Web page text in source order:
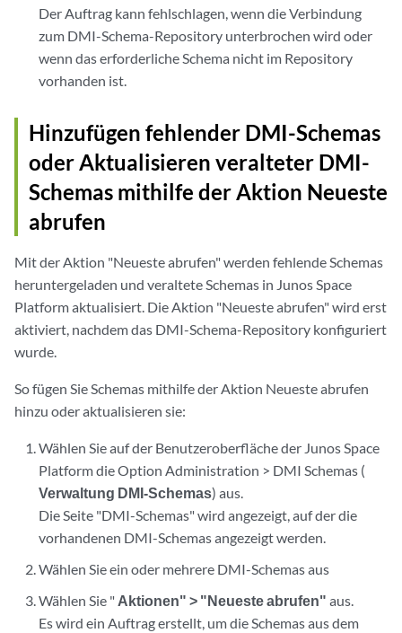
Der Auftrag kann fehlschlagen, wenn die Verbindung
zum DMI-Schema-Repository unterbrochen wird oder
wenn das erforderliche Schema nicht im Repository
vorhanden ist.
Hinzufügen fehlender DMI-Schemas
oder Aktualisieren veralteter DMI-
Schemas mithilfe der Aktion Neueste
abrufen
Mit der Aktion "Neueste abrufen" werden fehlende Schemas
heruntergeladen und veraltete Schemas in Junos Space
Platform aktualisiert. Die Aktion "Neueste abrufen" wird erst
aktiviert, nachdem das DMI-Schema-Repository konfiguriert
wurde.
So fügen Sie Schemas mithilfe der Aktion Neueste abrufen
hinzu oder aktualisieren sie:
Wählen Sie auf der Benutzeroberfläche der Junos Space
Platform die Option Administration > DMI Schemas (
Verwaltung DMI-Schemas) aus.
Die Seite "DMI-Schemas" wird angezeigt, auf der die
vorhandenen DMI-Schemas angezeigt werden.
Wählen Sie ein oder mehrere DMI-Schemas aus
Wählen Sie " Aktionen" > "Neueste abrufen" aus.
Es wird ein Auftrag erstellt, um die Schemas aus dem